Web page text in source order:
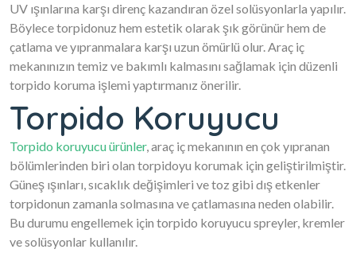
UV ışınlarına karşı direnç kazandıran özel solüsyonlarla yapılır.
Böylece torpidonuz hem estetik olarak şık görünür hem de
çatlama ve yıpranmalara karşı uzun ömürlü olur. Araç iç
mekanınızın temiz ve bakımlı kalmasını sağlamak için düzenli
torpido koruma işlemi yaptırmanız önerilir.
Torpido Koruyucu
Torpido koruyucu ürünler, araç iç mekanının en çok yıpranan
bölümlerinden biri olan torpidoyu korumak için geliştirilmiştir.
Güneş ışınları, sıcaklık değişimleri ve toz gibi dış etkenler
torpidonun zamanla solmasına ve çatlamasına neden olabilir.
Bu durumu engellemek için torpido koruyucu spreyler, kremler
ve solüsyonlar kullanılır.